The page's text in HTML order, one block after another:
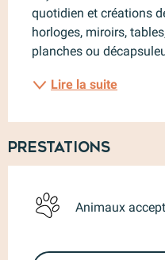
quotidien et créations
horloges, miroirs,
planches ou
Lire la suite
Prestations
Animaux